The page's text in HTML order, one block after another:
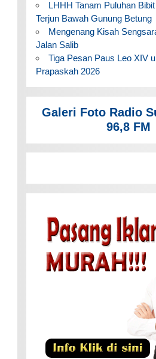
LHHH Tanam Puluhan
Terjun Bawah Gunung Betung
Mengenang Kisah
Jalan Salib
Tiga Pesan Paus Leo XIV
Prapaskah 2026
Galeri Foto Radio
96,8 FM